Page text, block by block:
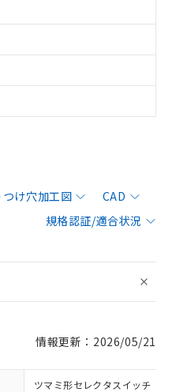
つけ穴加工図
CAD
規格認証/適合状況
情報更新：2026/05/21
ツマミ形セレクタスイッチ